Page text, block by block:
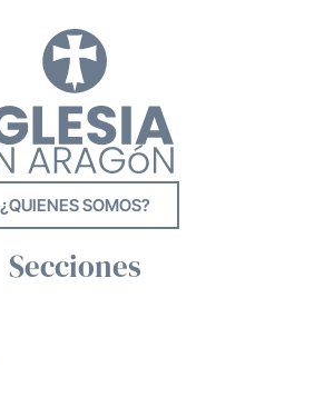
¿QUIENES SOMOS?
Secciones